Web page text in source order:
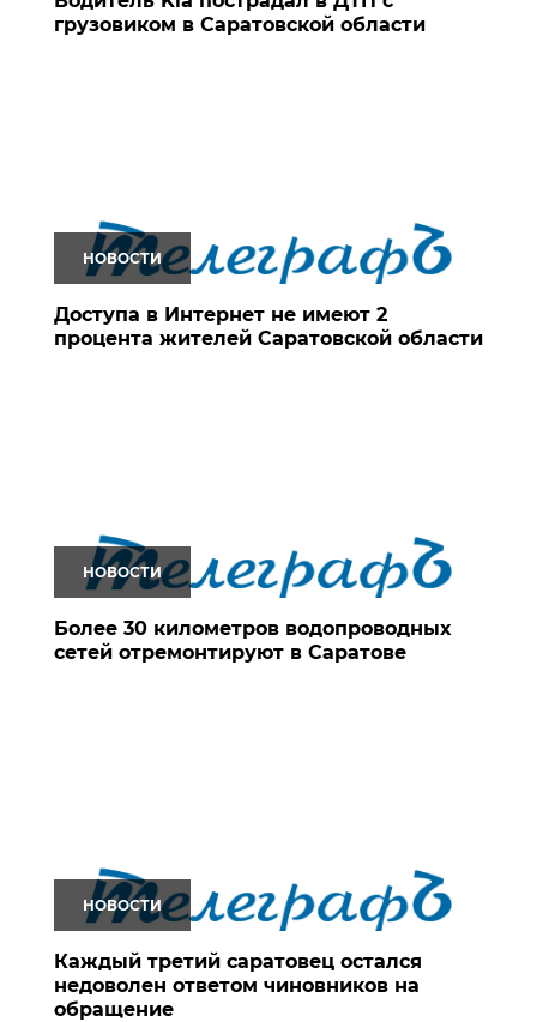
грузовиком в Саратовской области
НОВОСТИ
Доступа в Интернет не имеют 2
процента жителей Саратовской области
НОВОСТИ
Более 30 километров водопроводных
сетей отремонтируют в Саратове
НОВОСТИ
Каждый третий саратовец остался
недоволен ответом чиновников на
обращение